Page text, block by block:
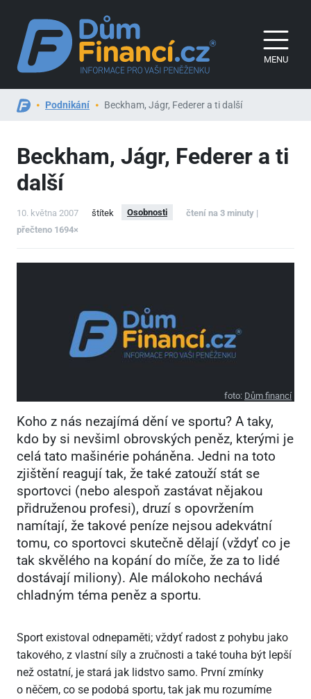
MENU
Podnikání Beckham, Jágr, Federer a ti další
Beckham, Jágr, Federer a ti
další
10. května 2007 štítek Osobnosti
čtení na 3 minuty |
přečteno 1694×
foto: Dům financí
Koho z nás nezajímá dění ve sportu? A taky,
kdo by si nevšiml obrovských peněz, kterými je
celá tato mašinérie poháněna. Jedni na toto
zjištění reagují tak, že také zatouží stát se
sportovci (nebo alespoň zastávat nějakou
přidruženou profesi), druzí s opovržením
namítají, že takové peníze nejsou adekvátní
tomu, co sportovci skutečně dělají (vždyť co je
tak skvělého na kopání do míče, že za to lidé
dostávají miliony). Ale málokoho nechává
chladným téma peněz a sportu.
Sport existoval odnepaměti; vždyť radost z pohybu jako
takového, z vlastní síly a zručnosti a také touha být lepší
než ostatní, je stará jak lidstvo samo. První zmínky
o něčem, co se podobá sportu, tak jak mu rozumíme